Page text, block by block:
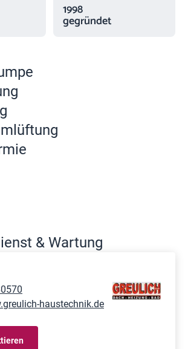
1998
gegründet
& Wartung
haustechnik.de